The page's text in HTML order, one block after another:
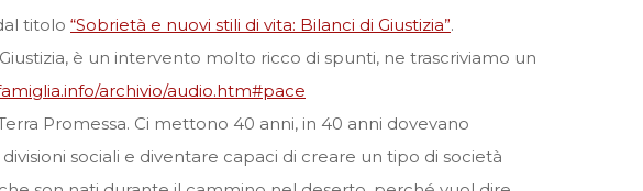
titolo “Sobrietà e nuovi stili di vita: Bilanci di Giustizia”.
è un intervento molto ricco di spunti, ne trascriviamo un
archivio/audio.htm#pace
Promessa. Ci mettono 40 anni, in 40 anni dovevano
sociali e diventare capaci di creare un tipo di società